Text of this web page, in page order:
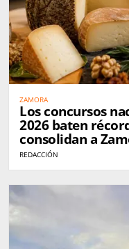
ZAMORA
Los concursos
2026 baten
consolidan a
queso en España
REDACCIÓN